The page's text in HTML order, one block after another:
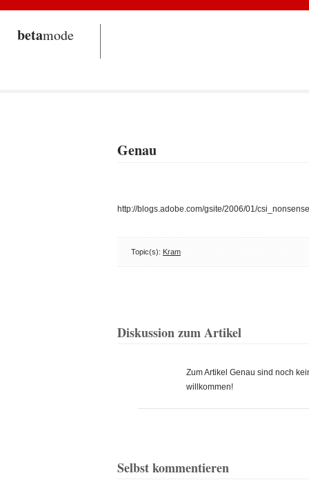
betamode
Genau
http://blogs.adobe.com/gsite/2006/01/
Topic(s): Kram
Diskussion zum Artikel
Zum Artikel Genau sind noch
willkommen!
Selbst kommentieren